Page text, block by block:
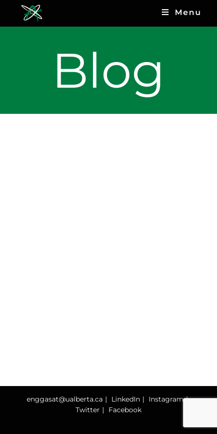
Menu
Blog
enggasat@ualberta.ca LinkedIn
Instagram
Twitter
Facebook